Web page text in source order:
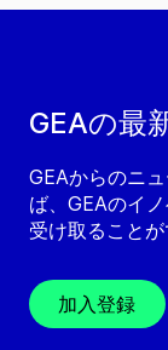
GEAの最
GEAからのニ
ば、GEAのイ
受け取ることが
加入登録